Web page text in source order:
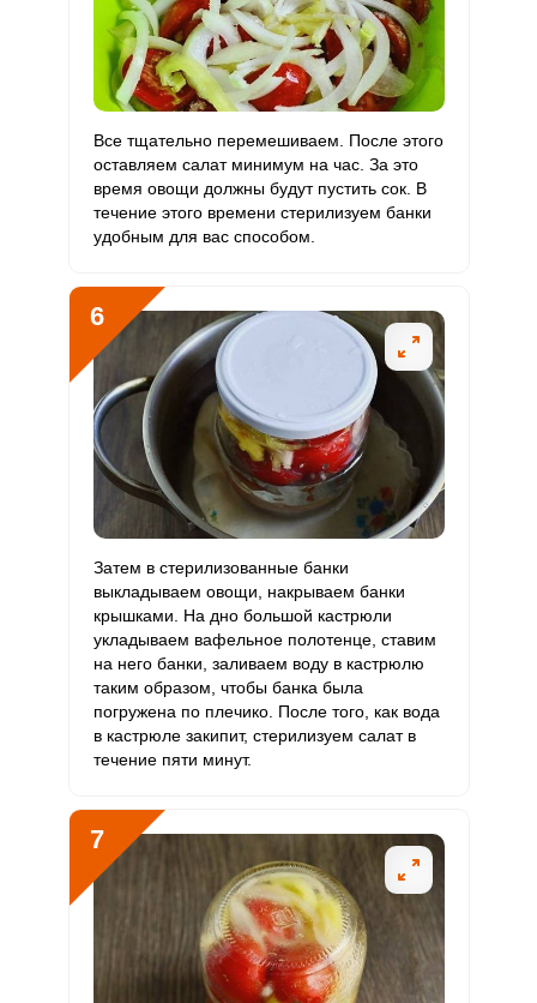
Цинк 4.4 мг 12 мг 2.6 24.5
Бор 2218 мкг 1200 мкг 13 123.2
Ванадий 40 мкг 20 мкг 14.1 133.3
Молибден 109 мкг 70 мкг 11 103.8
Все тщательно перемешиваем. После этого
оставляем салат минимум на час. За это
время овощи должны будут пустить сок. В
течение этого времени стерилизуем банки
удобным для вас способом.
6
Затем в стерилизованные банки
выкладываем овощи, накрываем банки
крышками. На дно большой кастрюли
укладываем вафельное полотенце, ставим
на него банки, заливаем воду в кастрюлю
таким образом, чтобы банка была
погружена по плечико. После того, как вода
в кастрюле закипит, стерилизуем салат в
течение пяти минут.
7